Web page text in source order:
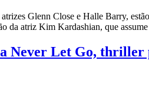
Glenn Close e Halle Barry,
da atriz Kim Kardashian, que
Never Let Go, thriller